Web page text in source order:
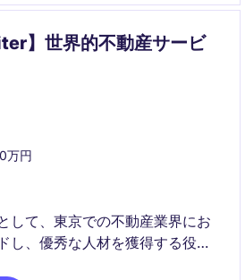
】世界的不動産サービ
万円
して、東京での不動産業界にお
し、優秀な人材を獲得する役割